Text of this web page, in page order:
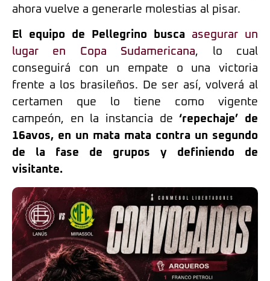
ahora vuelve a generarle molestias al pisar.
El equipo de Pellegrino busca asegurar un
lugar en Copa Sudamericana, lo cual
conseguirá con un empate o una victoria
frente a los brasileños. De ser así, volverá al
certamen que lo tiene como vigente
campeón, en la instancia de‘repechaje’ de
16avos, en un mata mata contra un segundo
de la fase de grupos y definiendo de
visitante.